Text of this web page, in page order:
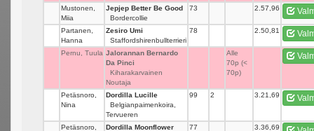
Mustonen,
Miia
Jepjep Better Be Good
Bordercollie
73 2.57,96
Partanen,
Hanna
Zesiro Umi
Staffordshirenbullterrieri
78 2.50,81
Pernu, Tuula Jalorannan Bernardo
Da Pinci
Kiharakarvainen
Noutaja
Alle
70p (<
70p)
Petäsnoro,
Nina
Dordilla Lucille
Belgianpaimenkoira,
Tervueren
99 2 3.21,69
Petäsnoro,
Dordilla Moonflower
77 3.36,69